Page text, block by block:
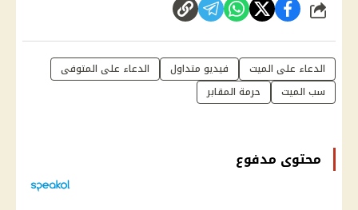
شارك
الدعاء على الميت فيديو متداول
الدعاء على المتوفى
سب الميت
حرمة المقابر
محتوى مدفوع